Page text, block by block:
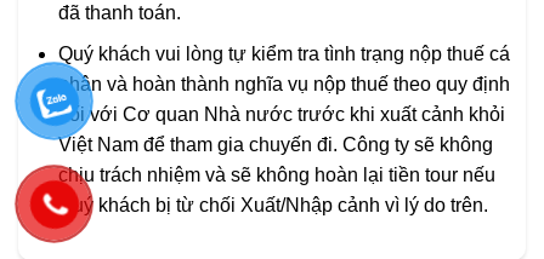
đã thanh toán.
Quý khách vui lòng tự kiểm tra tình trạng nộp thuế cá
nhân và hoàn thành nghĩa vụ nộp thuế theo quy định
đối với Cơ quan Nhà nước trước khi xuất cảnh khỏi
Việt Nam để tham gia chuyến đi. Công ty sẽ không
chịu trách nhiệm và sẽ không hoàn lại tiền tour nếu
Quý khách bị từ chối Xuất/Nhập cảnh vì lý do trên.